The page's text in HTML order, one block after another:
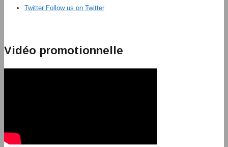
Twitter Follow us on Twitter
Vidéo promotionnelle